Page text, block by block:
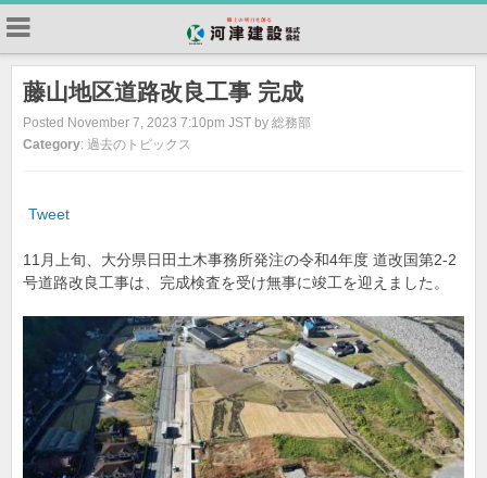
藤山地区道路改良工事 完成
Posted November 7, 2023 7:10pm JST by 総務部
Category: 過去のトピックス
Tweet
11月上旬、大分県日田土木事務所発注の令和4年度 道改国第2-2
号道路改良工事は、完成検査を受け無事に竣工を迎えました。